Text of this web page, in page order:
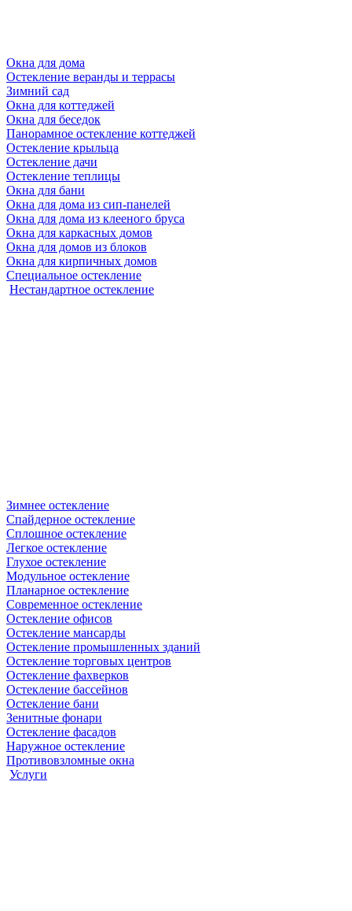
Окна для дома
Остекление веранды и террасы
Зимний сад
Окна для коттеджей
Окна для беседок
Панорамное остекление коттеджей
Остекление крыльца
Остекление дачи
Остекление теплицы
Окна для бани
Окна для дома из сип-панелей
Окна для дома из клееного бруса
Окна для каркасных домов
Окна для домов из блоков
Окна для кирпичных домов
Специальное остекление
Нестандартное остекление
Зимнее остекление
Спайдерное остекление
Сплошное остекление
Легкое остекление
Глухое остекление
Модульное остекление
Планарное остекление
Современное остекление
Остекление офисов
Остекление мансарды
Остекление промышленных зданий
Остекление торговых центров
Остекление фахверков
Остекление бассейнов
Остекление бани
Зенитные фонари
Остекление фасадов
Наружное остекление
Противовзломные окна
Услуги